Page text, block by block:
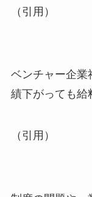
（引用）
ベンチャー企業
績下がっても給
（引用）